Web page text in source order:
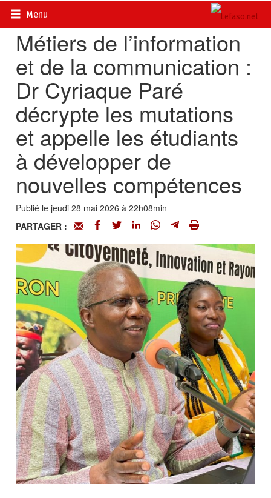
Menu
Accueil>
Métiers de l’information
et de la communication :
Dr Cyriaque Paré
décrypte les mutations
et appelle les étudiants
à développer de
nouvelles compétences
Publié le jeudi 28 mai 2026 à 22h08min
PARTAGER :